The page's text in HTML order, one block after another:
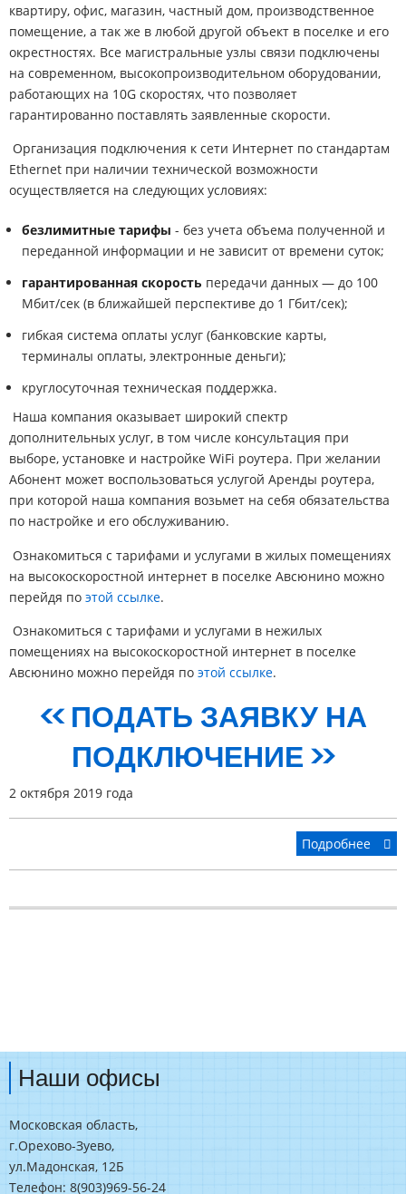
квартиру, офис, магазин, частный дом, производственное
помещение, а так же в любой другой объект в поселке и его
окрестностях. Все магистральные узлы связи подключены
на современном, высокопроизводительном оборудовании,
работающих на 10G скоростях, что позволяет
гарантированно поставлять заявленные скорости.
Организация подключения к сети Интернет по стандартам
Ethernet при наличии технической возможности
осуществляется на следующих условиях:
безлимитные тарифы - без учета объема полученной и
переданной информации и не зависит от времени суток;
гарантированная скорость передачи данных — до 100
Мбит/сек (в ближайшей перспективе до 1 Гбит/сек);
гибкая система оплаты услуг (банковские карты,
терминалы оплаты, электронные деньги);
круглосуточная техническая поддержка.
Наша компания оказывает широкий спектр
дополнительных услуг, в том числе консультация при
выборе, установке и настройке WiFi роутера. При желании
Абонент может воспользоваться услугой Аренды роутера,
при которой наша компания возьмет на себя обязательства
по настройке и его обслуживанию.
Ознакомиться с тарифами и услугами в жилых помещениях
на высокоскоростной интернет в поселке Авсюнино можно
перейдя по этой ссылке.
Ознакомиться с тарифами и услугами в нежилых
помещениях на высокоскоростной интернет в поселке
Авсюнино можно перейдя по этой ссылке.
<< ПОДАТЬ ЗАЯВКУ НА
ПОДКЛЮЧЕНИЕ >>
2 октября 2019 года
Подробнее
Наши офисы
Московская область,
г.Орехово-Зуево,
ул.Мадонская, 12Б
Телефон: 8(903)969-56-24